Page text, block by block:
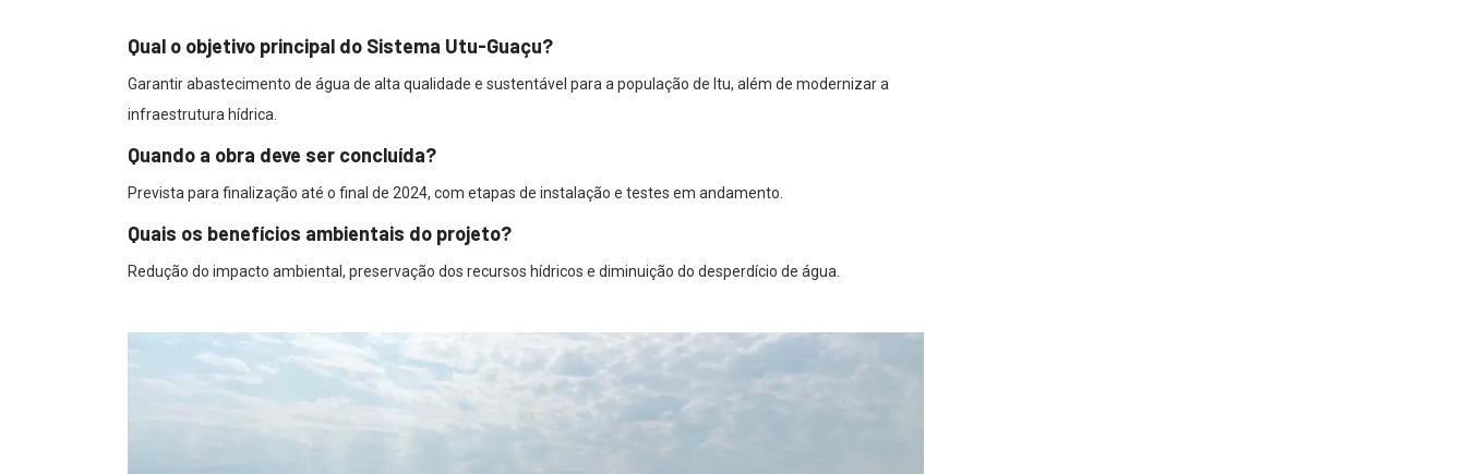
Qual o objetivo principal do Sistema Utu-Guaçu?
Garantir abastecimento de água de alta qualidade e sustentável para a população de Itu, além de modernizar a
infraestrutura hídrica.
Quando a obra deve ser concluída?
Prevista para finalização até o final de 2024, com etapas de instalação e testes em andamento.
Quais os benefícios ambientais do projeto?
Redução do impacto ambiental, preservação dos recursos hídricos e diminuição do desperdício de água.